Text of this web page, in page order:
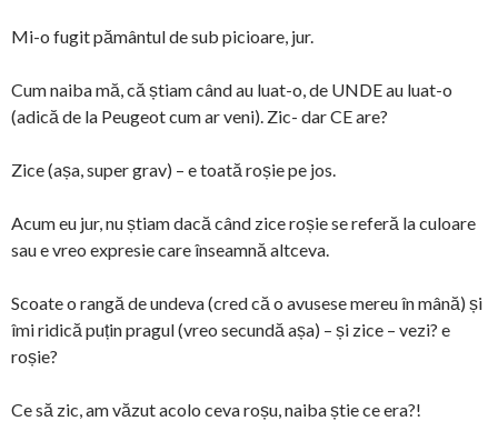
Mi-o fugit pământul de sub picioare, jur.
Cum naiba mă, că știam când au luat-o, de UNDE au luat-o
(adică de la Peugeot cum ar veni). Zic- dar CE are?
Zice (așa, super grav) – e toată roșie pe jos.
Acum eu jur, nu știam dacă când zice roșie se referă la culoare
sau e vreo expresie care înseamnă altceva.
Scoate o rangă de undeva (cred că o avusese mereu în mână) și
îmi ridică puțin pragul (vreo secundă așa) – și zice – vezi? e
roșie?
Ce să zic, am văzut acolo ceva roșu, naiba știe ce era?!